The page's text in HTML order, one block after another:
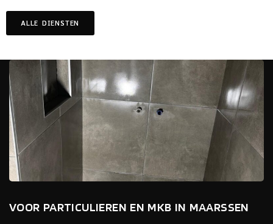
ALLE DIENSTEN
VOOR PARTICULIEREN EN MKB IN MAARSSEN